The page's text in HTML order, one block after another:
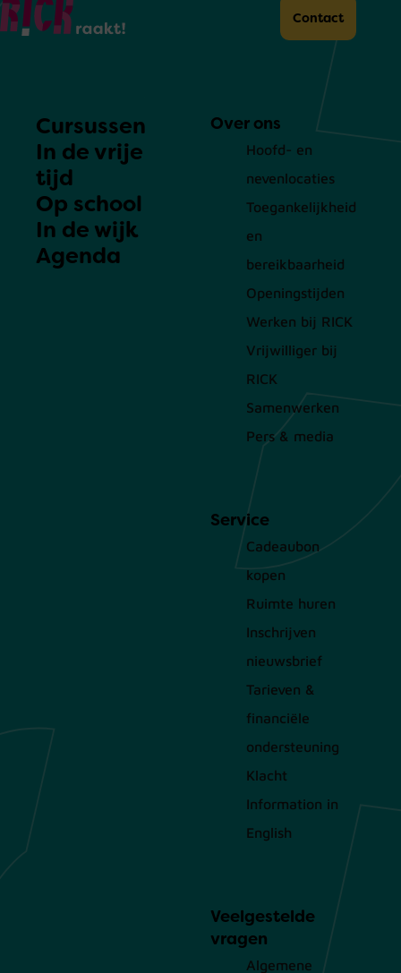
Contact
Cursussen
In de vrije
tijd
Op school
In de wijk
Agenda
Over ons
Hoofd- en
nevenlocaties
Toegankelijkheid
en
bereikbaarheid
Openingstijden
Werken bij RICK
Vrijwilliger bij
RICK
Samenwerken
Pers & media
Service
Cadeaubon
kopen
Ruimte huren
Inschrijven
nieuwsbrief
Tarieven &
financiële
ondersteuning
Klacht
Information in
English
Veelgestelde
vragen
Algemene